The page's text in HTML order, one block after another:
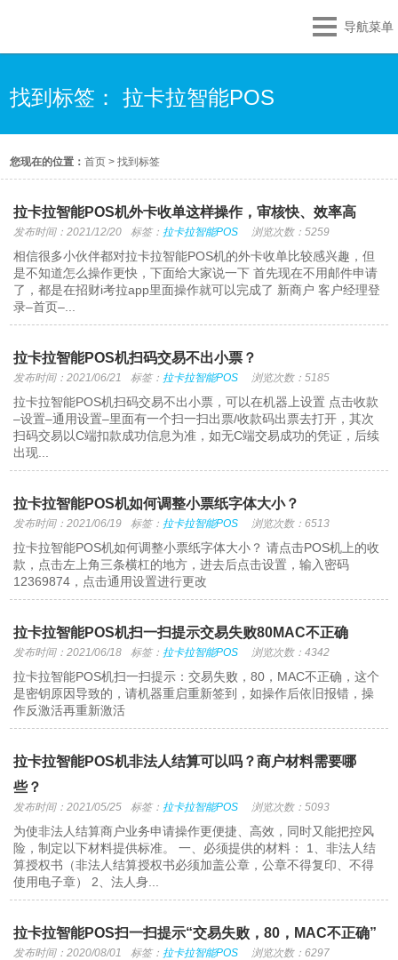
导航菜单
找到标签： 拉卡拉智能POS
您现在的位置：首页 >找到标签
拉卡拉智能POS机外卡收单这样操作，审核快、效率高
发布时间：2021/12/20 标签： 拉卡拉智能POS 浏览次数：5259
相信很多小伙伴都对拉卡拉智能POS机的外卡收单比较感兴趣，但
是不知道怎么操作更快，下面给大家说一下 首先现在不用邮件申请
了，都是在招财i考拉app里面操作就可以完成了 新商户 客户经理登
录–首页–...
拉卡拉智能POS机扫码交易不出小票？
发布时间：2021/06/21 标签： 拉卡拉智能POS 浏览次数：5185
拉卡拉智能POS机扫码交易不出小票，可以在机器上设置 点击收款
–设置–通用设置–里面有一个扫一扫出票/收款码出票去打开，其次
扫码交易以C端扣款成功信息为准，如无C端交易成功的凭证，后续
出现...
拉卡拉智能POS机如何调整小票纸字体大小？
发布时间：2021/06/19 标签： 拉卡拉智能POS 浏览次数：6513
拉卡拉智能POS机如何调整小票纸字体大小？ 请点击POS机上的收
款，点击左上角三条横杠的地方，进去后点击设置，输入密码
12369874，点击通用设置进行更改
拉卡拉智能POS机扫一扫提示交易失败80MAC不正确
发布时间：2021/06/18 标签： 拉卡拉智能POS 浏览次数：4342
拉卡拉智能POS机扫一扫提示：交易失败，80，MAC不正确，这个
是密钥原因导致的，请机器重启重新签到，如操作后依旧报错，操
作反激活再重新激活
拉卡拉智能POS机非法人结算可以吗？商户材料需要哪
些？
发布时间：2021/05/25 标签： 拉卡拉智能POS 浏览次数：5093
为使非法人结算商户业务申请操作更便捷、高效，同时又能把控风
险，制定以下材料提供标准。 一、必须提供的材料： 1、非法人结
算授权书（非法人结算授权书必须加盖公章，公章不得复印、不得
使用电子章） 2、法人身...
拉卡拉智能POS扫一扫提示“交易失败，80，MAC不正确”
发布时间：2020/08/01 标签： 拉卡拉智能POS 浏览次数：6297